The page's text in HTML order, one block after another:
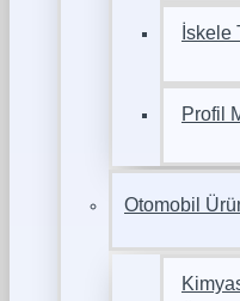
İskele
Profil
Otomobil